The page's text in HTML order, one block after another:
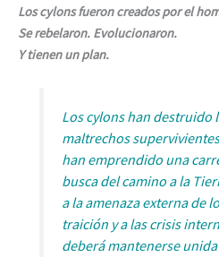
Los cylons fueron creados por el
Se rebelaron. Evolucionaron.
Y tienen un plan.
Los cylons han destruido
maltrechos
han emprendido una
busca del camino a la
a la amenaza externa de
traición y a las crisis
deberá mantenerse